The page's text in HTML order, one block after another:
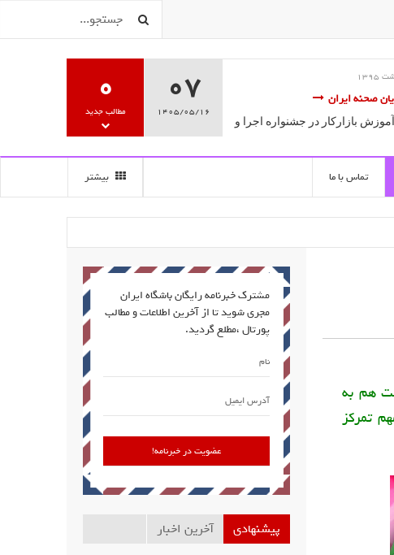
ششمین جشنواره سالانه
درخشش فراگیران مرکز
گویندگی
؛ آموزش تخصصی گویندگی، فن بیان
مدرسه سخن آغاز به کار کرد.
07
1405/05/16
0
مطالب جدید
تماس با ما بیشتر
هم به
تمرکز
مشترک خبرنامه رایگان باشگاه ایران
مجری شوید تا از آخرین اطلاعات و مطالب
پورتال ،مطلع گردید.
پیشنهادی آخرین اخبار